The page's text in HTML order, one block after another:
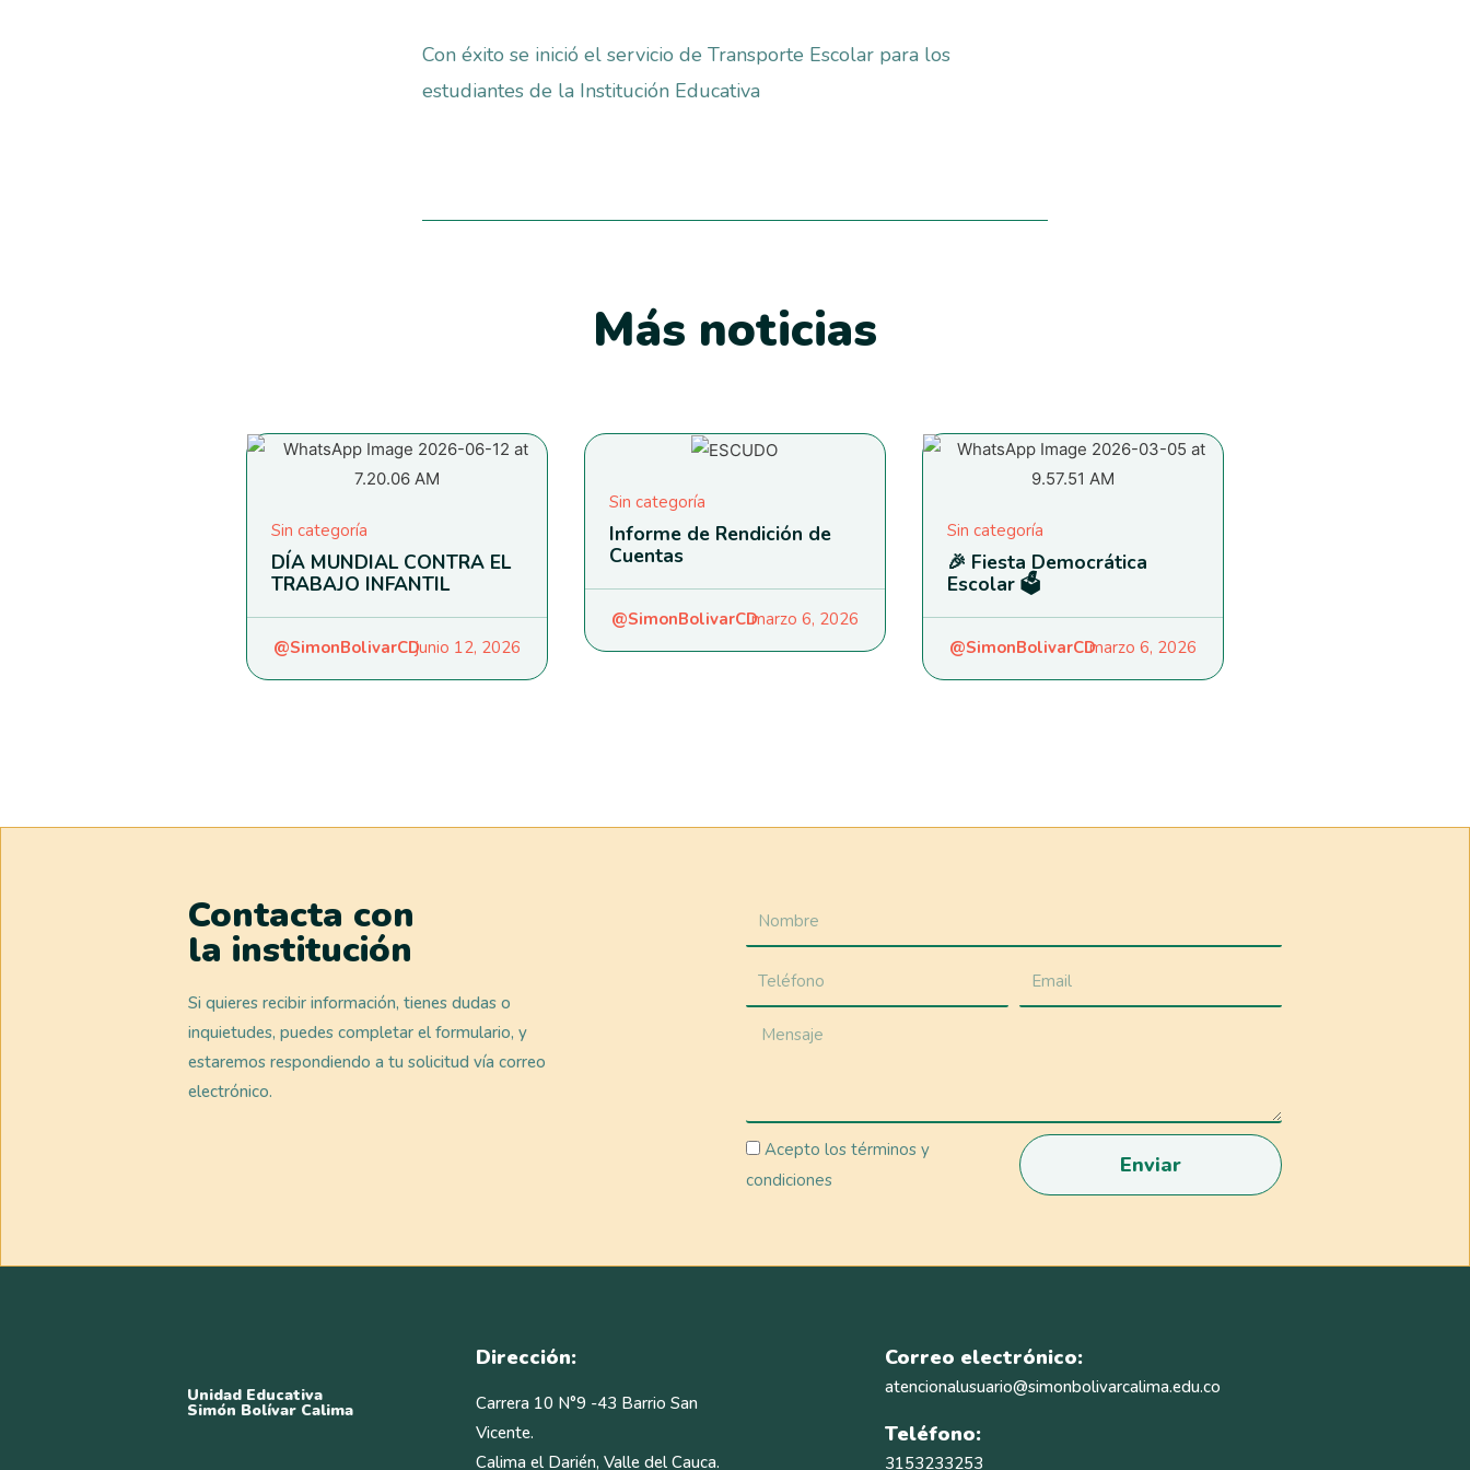
Con éxito se inició el servicio de Transporte Escolar para los
estudiantes de la Institución Educativa
Más noticias
Sin categoría
DÍA MUNDIAL CONTRA EL
TRABAJO INFANTIL
@SimonBolivarCDjunio 12, 2026
Sin categoría
Informe de Rendición de
Cuentas
@SimonBolivarCDmarzo 6, 2026
Sin categoría
🎉 Fiesta Democrática
Escolar 🗳️
@SimonBolivarCDmarzo 6, 2026
Contacta con
la institución
Si quieres recibir información, tienes dudas o
inquietudes, puedes completar el formulario, y
estaremos respondiendo a tu solicitud vía correo
electrónico.
Acepto los términos y
condiciones
Enviar
Unidad Educativa
Simón Bolívar Calima
Dirección:
Carrera 10 N°9 -43 Barrio San
Vicente.
Calima el Darién, Valle del Cauca.
Correo electrónico:
atencionalusuario@simonbolivarcalima.edu.co
Teléfono:
3153233253